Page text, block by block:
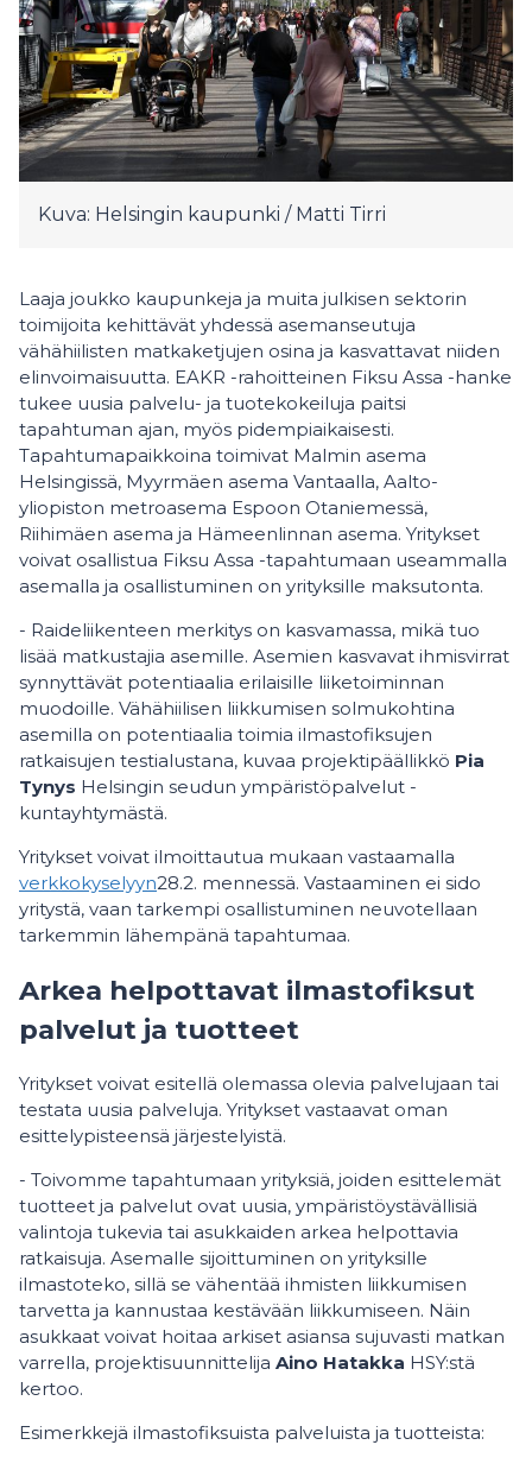
Kuva: Helsingin kaupunki / Matti Tirri
Laaja joukko kaupunkeja ja muita julkisen sektorin
toimijoita kehittävät yhdessä asemanseutuja
vähähiilisten matkaketjujen osina ja kasvattavat niiden
elinvoimaisuutta. EAKR -rahoitteinen Fiksu Assa -hanke
tukee uusia palvelu- ja tuotekokeiluja paitsi
tapahtuman ajan, myös pidempiaikaisesti.
Tapahtumapaikkoina toimivat Malmin asema
Helsingissä, Myyrmäen asema Vantaalla, Aalto-
yliopiston metroasema Espoon Otaniemessä,
Riihimäen asema ja Hämeenlinnan asema. Yritykset
voivat osallistua Fiksu Assa -tapahtumaan useammalla
asemalla ja osallistuminen on yrityksille maksutonta.
- Raideliikenteen merkitys on kasvamassa, mikä tuo
lisää matkustajia asemille. Asemien kasvavat ihmisvirrat
synnyttävät potentiaalia erilaisille liiketoiminnan
muodoille. Vähähiilisen liikkumisen solmukohtina
asemilla on potentiaalia toimia ilmastofiksujen
ratkaisujen testialustana, kuvaa projektipäällikkö Pia
Tynys Helsingin seudun ympäristöpalvelut -
kuntayhtymästä.
Yritykset voivat ilmoittautua mukaan vastaamalla
verkkokyselyyn28.2. mennessä. Vastaaminen ei sido
yritystä, vaan tarkempi osallistuminen neuvotellaan
tarkemmin lähempänä tapahtumaa.
Arkea helpottavat ilmastofiksut
palvelut ja tuotteet
Yritykset voivat esitellä olemassa olevia palvelujaan tai
testata uusia palveluja. Yritykset vastaavat oman
esittelypisteensä järjestelyistä.
- Toivomme tapahtumaan yrityksiä, joiden esittelemät
tuotteet ja palvelut ovat uusia, ympäristöystävällisiä
valintoja tukevia tai asukkaiden arkea helpottavia
ratkaisuja. Asemalle sijoittuminen on yrityksille
ilmastoteko, sillä se vähentää ihmisten liikkumisen
tarvetta ja kannustaa kestävään liikkumiseen. Näin
asukkaat voivat hoitaa arkiset asiansa sujuvasti matkan
varrella, projektisuunnittelija Aino Hatakka HSY:stä
kertoo.
Esimerkkejä ilmastofiksuista palveluista ja tuotteista: